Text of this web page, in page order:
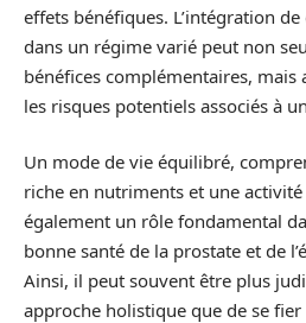
effets bénéfiques. L’intégration
dans un régime varié peut non
bénéfices complémentaires,
les risques potentiels associés à
Un mode de vie équilibré,
riche en nutriments et une
également un rôle fondamental
bonne santé de la prostate et de
Ainsi, il peut souvent être plus
approche holistique que de se